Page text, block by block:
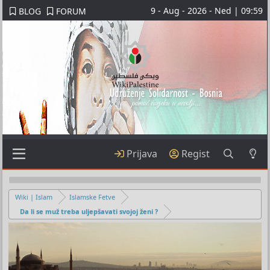
BLOG FORUM 9 - Aug - 2026 - Ned | 09:59
Prijava Regist
Wiki | Islam
Islamske Fetve
Da li se muž treba uljepšavati svojoj ženi ?